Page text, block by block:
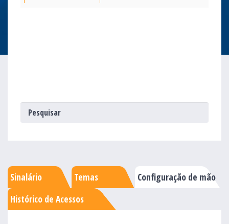
Sinalário Temas
Configuração de mão
Histórico de Acessos